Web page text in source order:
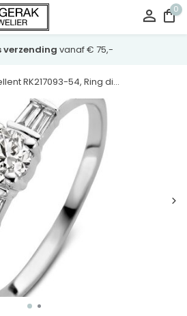
0
verzending vanaf € 75,-
RK217093-54, Ring di...